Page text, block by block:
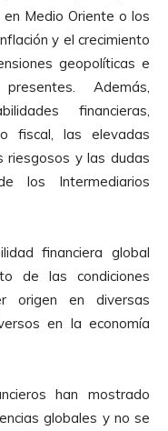
Medio Oriente o los
y el crecimiento
geopolíticas e
Además,
financieras,
fiscal, las elevadas
riesgosos y las dudas
los Intermediarios
financiera global
de las condiciones
origen en diversas
en la economía
han mostrado
globales y no se